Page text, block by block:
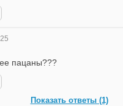
пацаны???
Показать ответы (1)